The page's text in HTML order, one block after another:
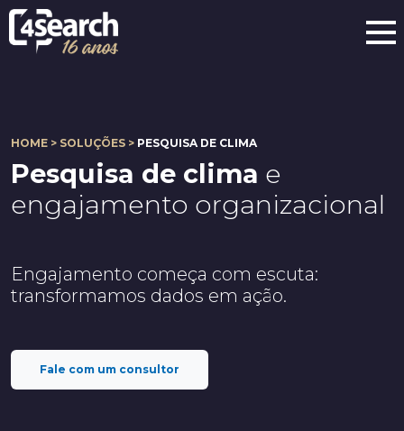
HOME > SOLUÇÕES > PESQUISA DE CLIMA
Pesquisa de clima e
engajamento organizacional
Engajamento começa com escuta:
transformamos dados em ação.
Fale com um consultor